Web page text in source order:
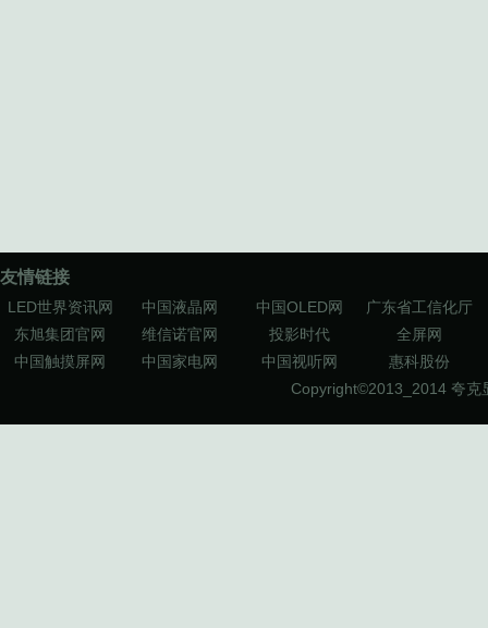
友情链接
LED世界资讯网 中国液晶网 中国OLED网
广东省工信化厅
东旭集团官网
维信诺官网 投影时代
全屏网
中国触摸屏网
中国家电网 中国视听网
惠科股份
Copyright©2013_2014 夸克